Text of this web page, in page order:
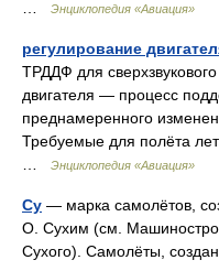
Энциклопедия «Авиация»
регулирование
ТРДДФ для
двигателя — процесс
преднамеренного
Требуемые для полёта
Энциклопедия «Авиация»
Су — марка самолётов,
О. Сухим (см.
Сухого). Самолёты,